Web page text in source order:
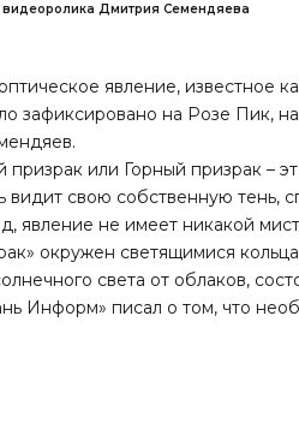
видеоролика Дмитрия Семендяева
явление, известное
зафиксировано на Розе Пик,
призрак или Горный призрак –
видит свою собственную тень,
явление не имеет никакой
окружен светящимися
света от облаков,
Информ» писал о том, что